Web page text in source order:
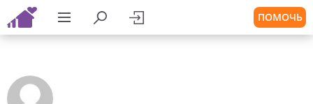
ПОМОЧЬ